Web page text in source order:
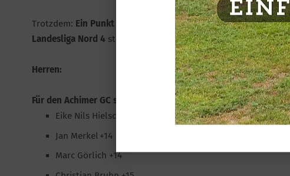
Trotzdem: Ein Punkt geht auf das Konto des AGC, sodass
Landesliga Nord 4 stehen – weiter absolut im Soll für den
Herren:
Für den Achimer GC spielten:
Eike Nils Hielscher +14
Jan Merkel +14
Marc Görlich +14